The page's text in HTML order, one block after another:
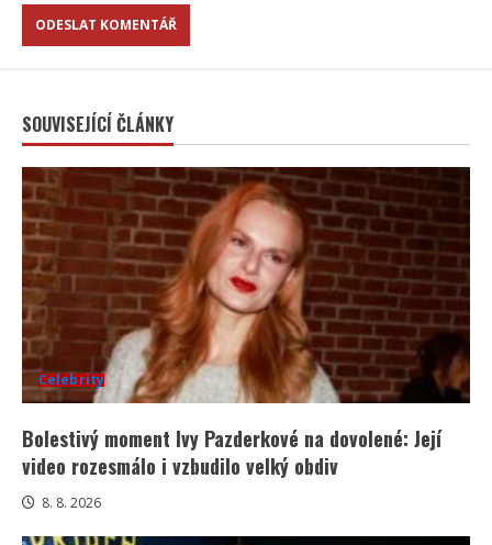
SOUVISEJÍCÍ ČLÁNKY
Celebrity
Bolestivý moment Ivy Pazderkové na dovolené: Její
video rozesmálo i vzbudilo velký obdiv
8. 8. 2026